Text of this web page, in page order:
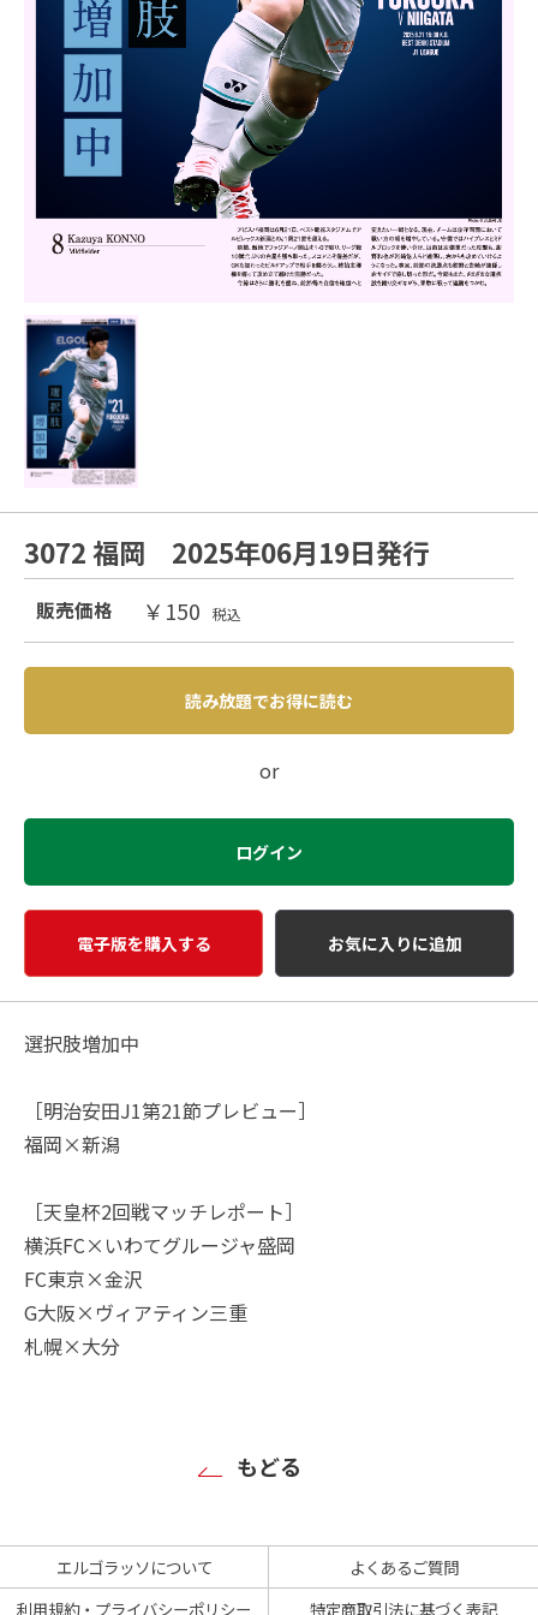
3072 福岡 2025年06月19日発行
販売価格 ￥150 税込
読み放題でお得に読む
or
ログイン
電子版を購入する お気に入りに追加
選択肢増加中
［明治安田J1第21節プレビュー］
福岡×新潟
［天皇杯2回戦マッチレポート］
横浜FC×いわてグルージャ盛岡
FC東京×金沢
G大阪×ヴィアティン三重
札幌×大分
もどる
エルゴラッソについて
よくあるご質問
利用規約・プライバシーポリシー
特定商取引法に基づく表記